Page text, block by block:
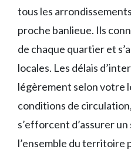
tous les
proche banlieue. Ils
de chaque quartier et
locales. Les délais
légèrement selon votre
conditions de
s’efforcent d’assurer
l’ensemble du territoire